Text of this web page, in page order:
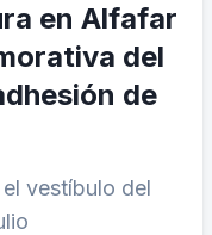
en Alfafar
del
de
vestíbulo del